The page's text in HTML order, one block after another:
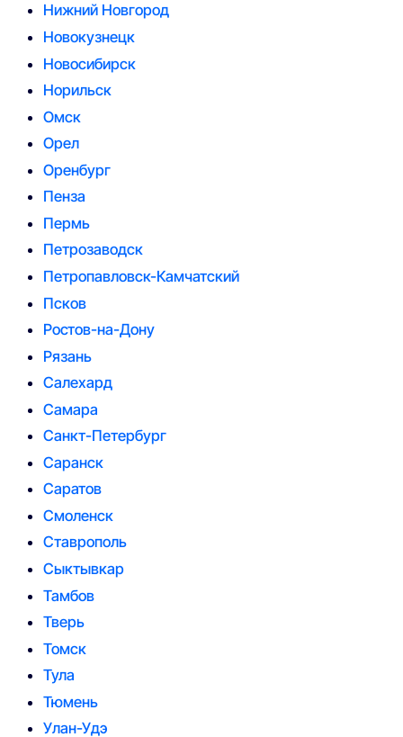
Нижний Новгород
Новокузнецк
Новосибирск
Норильск
Омск
Орел
Оренбург
Пенза
Пермь
Петрозаводск
Петропавловск-Камчатский
Псков
Ростов-на-Дону
Рязань
Салехард
Самара
Санкт-Петербург
Саранск
Саратов
Смоленск
Ставрополь
Сыктывкар
Тамбов
Тверь
Томск
Тула
Тюмень
Улан-Удэ